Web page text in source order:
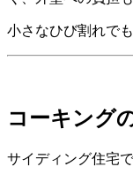
小さなひび割れで
コーキング
サイディング住宅